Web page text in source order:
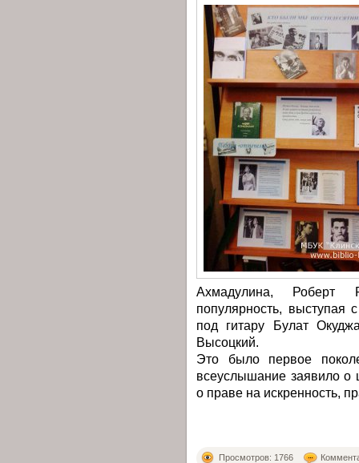
Ахмадулина, Роберт
популярность, выступая
под гитару Булат
Высоцкий.
Это было первое
всеуслышание заявило о
о праве на искренность,
Просмотров: 1766